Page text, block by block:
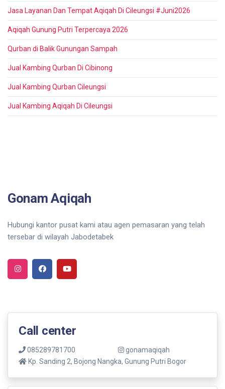
Jasa Layanan Dan Tempat Aqiqah Di Cileungsi #Juni2026
Aqiqah Gunung Putri Terpercaya 2026
Qurban di Balik Gunungan Sampah
Jual Kambing Qurban Di Cibinong
Jual Kambing Qurban Cileungsi
Jual Kambing Aqiqah Di Cileungsi
Gonam Aqiqah
Hubungi kantor pusat kami atau agen pemasaran yang telah
tersebar di wilayah Jabodetabek
Call center
085289781700
gonamaqiqah
Kp. Sanding 2, Bojong Nangka, Gunung Putri Bogor